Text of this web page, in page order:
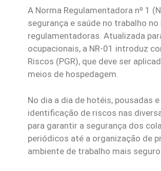
A Norma Regulamentadora nº 1
segurança e saúde no trabalho
regulamentadoras. Atualizada
ocupacionais, a NR-01 introduz
Riscos (PGR), que deve ser
meios de hospedagem.
No dia a dia de hotéis, pousadas
identificação de riscos nas
para garantir a segurança dos
periódicos até a organização de
ambiente de trabalho mais